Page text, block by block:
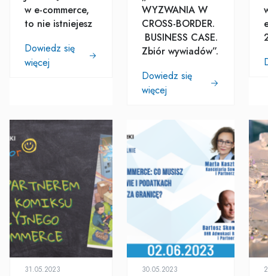
w e-commerce,
to nie istniejesz
Dowiedz się
więcej
WYZWANIA W
CROSS-BORDER.
BUSINESS CASE.
Zbiór wywiadów”.
Dowiedz się
więcej
31.05.2023 30.05.2023